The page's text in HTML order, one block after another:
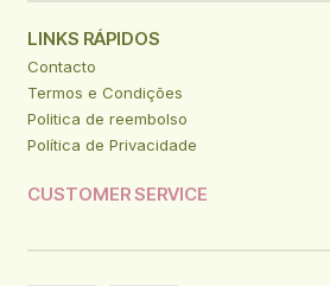
LINKS RÁPIDOS
Contacto
Termos e Condições
Politica de reembolso
Política de Privacidade
CUSTOMER SERVICE